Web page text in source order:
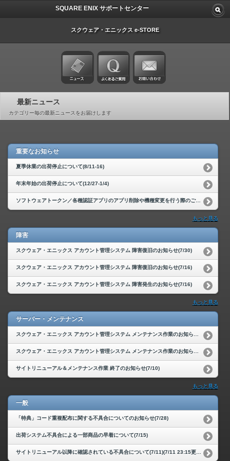
SQUARE ENIX サポートセンター
スクウェア・エニックス e-STORE
最新ニュース
カテゴリー毎の最新ニュースをお届けします
重要なお知らせ
夏季休業の出荷停止について(8/11-16)
年末年始の出荷停止について(12/27-1/4)
ソフトウェアトークン／各種認証アプリのアプリ削除や機種変更を行う際のご注意(9/17)
もっと見る
障害
スクウェア・エニックス アカウント管理システム 障害復旧のお知らせ(7/30)
スクウェア・エニックス アカウント管理システム 障害復旧のお知らせ(7/16)
スクウェア・エニックス アカウント管理システム 障害発生のお知らせ(7/16)
もっと見る
サーバー・メンテナンス
サイトリニューアル＆メンテナンス作業 終了のお知らせ(7/10)
もっと見る
一般
「特典」コード重複配布に関する不具合についてのお知らせ(7/28)
出荷システム不具合による一部商品の早着について(7/15)